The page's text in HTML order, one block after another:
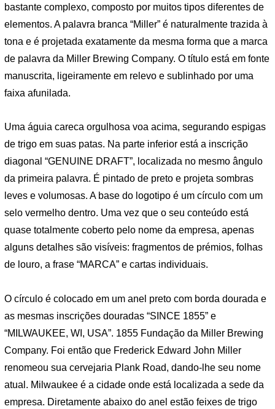
bastante complexo, composto por muitos tipos diferentes de
elementos. A palavra branca “Miller” é naturalmente trazida à
tona e é projetada exatamente da mesma forma que a marca
de palavra da Miller Brewing Company. O título está em fonte
manuscrita, ligeiramente em relevo e sublinhado por uma
faixa afunilada.
Uma águia careca orgulhosa voa acima, segurando espigas
de trigo em suas patas. Na parte inferior está a inscrição
diagonal “GENUINE DRAFT”, localizada no mesmo ângulo
da primeira palavra. É pintado de preto e projeta sombras
leves e volumosas. A base do logotipo é um círculo com um
selo vermelho dentro. Uma vez que o seu conteúdo está
quase totalmente coberto pelo nome da empresa, apenas
alguns detalhes são visíveis: fragmentos de prémios, folhas
de louro, a frase “MARCA” e cartas individuais.
O círculo é colocado em um anel preto com borda dourada e
as mesmas inscrições douradas “SINCE 1855” e
“MILWAUKEE, WI, USA”. 1855 Fundação da Miller Brewing
Company. Foi então que Frederick Edward John Miller
renomeou sua cervejaria Plank Road, dando-lhe seu nome
atual. Milwaukee é a cidade onde está localizada a sede da
empresa. Diretamente abaixo do anel estão feixes de trigo